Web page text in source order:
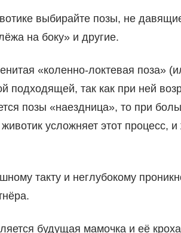
выбирайте позы, не
на боку» и другие.
«коленно-локтевая поза»
подходящей, так как при ней
позы «наездница», то при
усложняет этот
такту и неглубокому
будущая мамочка и её